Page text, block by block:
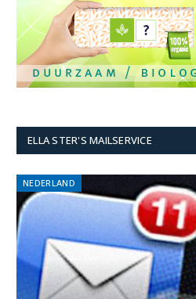
ELLA STER'S MAILSERVICE
NEDERLAND